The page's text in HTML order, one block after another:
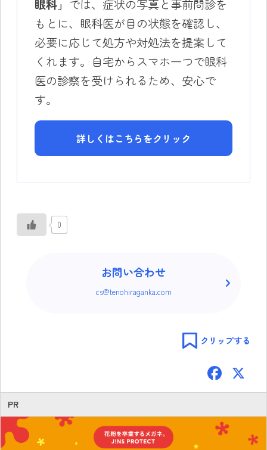
眼科」 では、症状の写真と事前問診を
もとに、眼科医が目の状態を確認し、
必要に応じて処方や対処法を提案して
くれます。自宅からスマホ一つで眼科
医の診察を受けられるため、安心で
す。
詳しくはこちらをクリック
0
お問い合わせ
cs@tenohiraganka.com
クリップする
F
ac
e
PR